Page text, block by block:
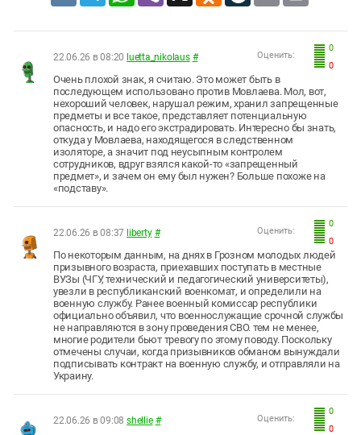
0
0
Оценить:
22.06.26 в 08:20 luetta_nikolaus #
Очень плохой знак, я считаю. Это может быть в
последующем использовано против Мовлаева. Мол, вот,
нехороший человек, нарушал режим, хранил запрещенные
предметы и все такое, представляет потенциальную
опасность, и надо его экстрадировать. Интересно бы знать,
откуда у Мовлаева, находящегося в следственном
изоляторе, а значит под неусыпным контролем
сотрудников, вдруг взялся какой-то «запрещенный
предмет», и зачем он ему был нужен? Больше похоже на
«подставу».
0
0
Оценить:
22.06.26 в 08:37 liberty #
По некоторым данным, на днях в Грозном молодых людей
призывного возраста, приехавших поступать в местные
ВУЗы (ЧГУ, технический и педагогический университеты),
увезли в республиканский военкомат, и определили на
военную службу. Ранее военный комиссар республики
официально объявил, что военнослужащие срочной службы
не направляются в зону проведения СВО. тем не менее,
многие родители бьют тревогу по этому поводу. Поскольку
отмечены случаи, когда призывников обманом вынуждали
подписывать контракт на военную службу, и отправляли на
Украину.
0
0
Оценить:
22.06.26 в 09:08 shellie #